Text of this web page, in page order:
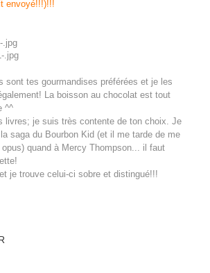
envoyé!!!)!!!
sont tes gourmandises préférées et je les
La boisson au chocolat est tout
^^
livres; je suis très contente de ton choix. Je
saga du Bourbon Kid (et il me tarde de me
quand à Mercy Thompson... il faut
je trouve celui-ci sobre et distingué!!!